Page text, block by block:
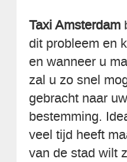
Taxi Amsterdam
dit probleem en
en wanneer u
zal u zo snel
gebracht naar
bestemming.
veel tijd heeft
van de stad wilt